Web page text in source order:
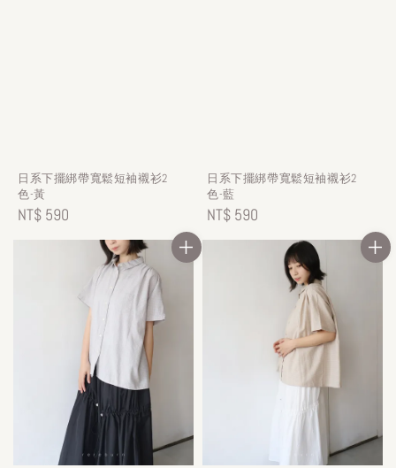
日系下擺綁帶寬鬆短袖襯衫2
色-黃
Regular
NT$ 590
日系下擺綁帶寬鬆短袖襯衫2
色-藍
Regular
price
NT$ 590